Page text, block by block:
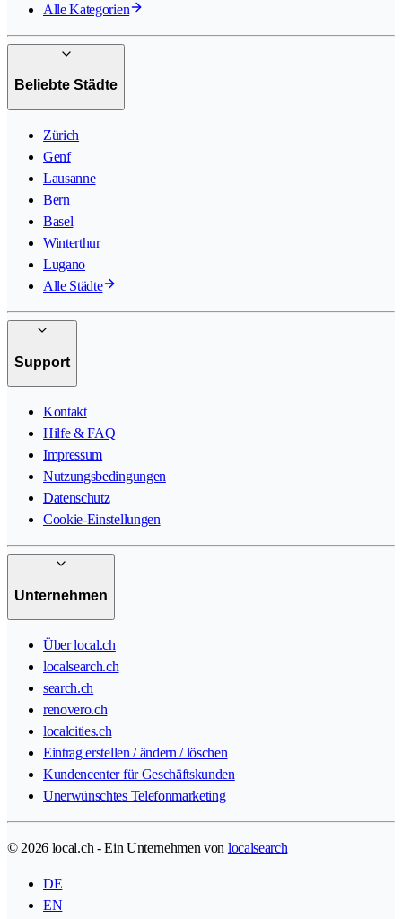
Alle Kategorien
Beliebte Städte
Zürich
Genf
Lausanne
Bern
Basel
Winterthur
Lugano
Alle Städte
Support
Kontakt
Hilfe & FAQ
Impressum
Nutzungsbedingungen
Datenschutz
Cookie-Einstellungen
Unternehmen
Über local.ch
localsearch.ch
search.ch
renovero.ch
localcities.ch
Eintrag erstellen / ändern / löschen
Kundencenter für Geschäftskunden
Unerwünschtes Telefonmarketing
© 2026 local.ch - Ein Unternehmen von localsearch
DE
EN